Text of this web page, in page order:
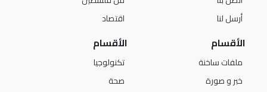
أرسل لنا
اقتصاد
الأقسام
ملفات ساخنة
خبر و صورة
الأقسام
تكنولوجيا
صحة